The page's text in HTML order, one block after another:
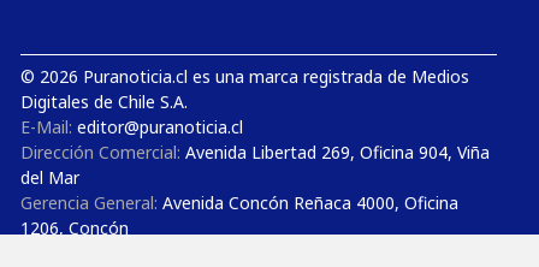
© 2026 Puranoticia.cl es una marca registrada de Medios
Digitales de Chile S.A.
E-Mail: editor@puranoticia.cl
Dirección Comercial: Avenida Libertad 269, Oficina 904, Viña
del Mar
Gerencia General: Avenida Concón Reñaca 4000, Oficina
1206, Concón